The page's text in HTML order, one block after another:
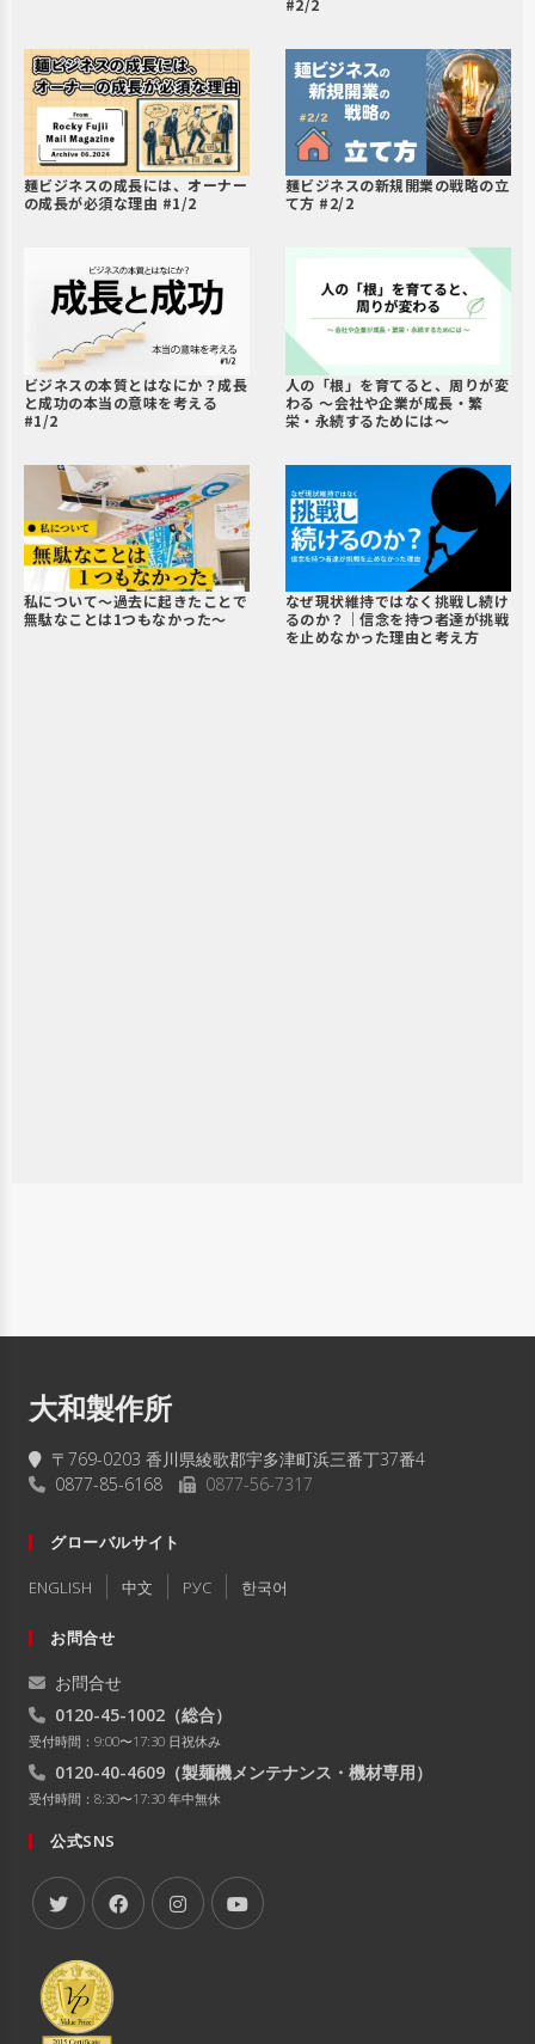
麺ビジネスの成長には、オーナー
の成長が必須な理由 #1/2
麺ビジネスの新規開業の戦略の立
て方 #2/2
ビジネスの本質とはなにか？成長
と成功の本当の意味を考える
#1/2
人の「根」を育てると、周りが変
わる 〜会社や企業が成長・繁
栄・永続するためには〜
私について～過去に起きたことで
無駄なことは1つもなかった～
なぜ現状維持ではなく挑戦し続け
るのか？｜信念を持つ者達が挑戦
を止めなかった理由と考え方
大和製作所
〒769-0203 香川県綾歌郡宇多津町浜三番丁37番4
0877-85-6168
0877-56-7317
グローバルサイト
ENGLISH 中文 РУC 한국어
お問合せ
お問合せ
0120-45-1002 （総合）
受付時間：9:00〜17:30 日祝休み
0120-40-4609 （製麺機メンテナンス・機材専用）
受付時間：8:30〜17:30 年中無休
公式SNS